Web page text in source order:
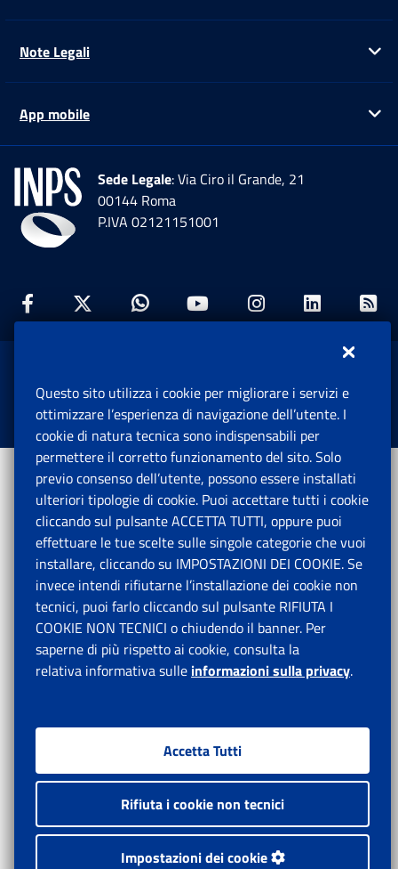
Note Legali
App mobile
Sede Legale: Via Ciro il Grande, 21
00144 Roma
P.IVA 02121151001
Facebook: Apre una nuova finestra
Twitter: Apre una nuova finestra
Whatsapp: Apre una nuova
Youtube: Apre una
Instagram:
Istituto Nazionale Previdenza Sociale.
Tutti i diritti riservati.
Questo sito utilizza i cookie per migliorare i servizi e
ottimizzare l’esperienza di navigazione dell’utente. I
cookie di natura tecnica sono indispensabili per
permettere il corretto funzionamento del sito. Solo
previo consenso dell’utente, possono essere installati
ulteriori tipologie di cookie. Puoi accettare tutti i cookie
cliccando sul pulsante ACCETTA TUTTI, oppure puoi
effettuare le tue scelte sulle singole categorie che vuoi
installare, cliccando su IMPOSTAZIONI DEI COOKIE. Se
invece intendi rifiutarne l’installazione dei cookie non
tecnici, puoi farlo cliccando sul pulsante RIFIUTA I
COOKIE NON TECNICI o chiudendo il banner. Per
saperne di più rispetto ai cookie, consulta la
relativa informativa sulle informazioni sulla privacy.
Accetta Tutti
Rifiuta i cookie non tecnici
Impostazioni dei cookie